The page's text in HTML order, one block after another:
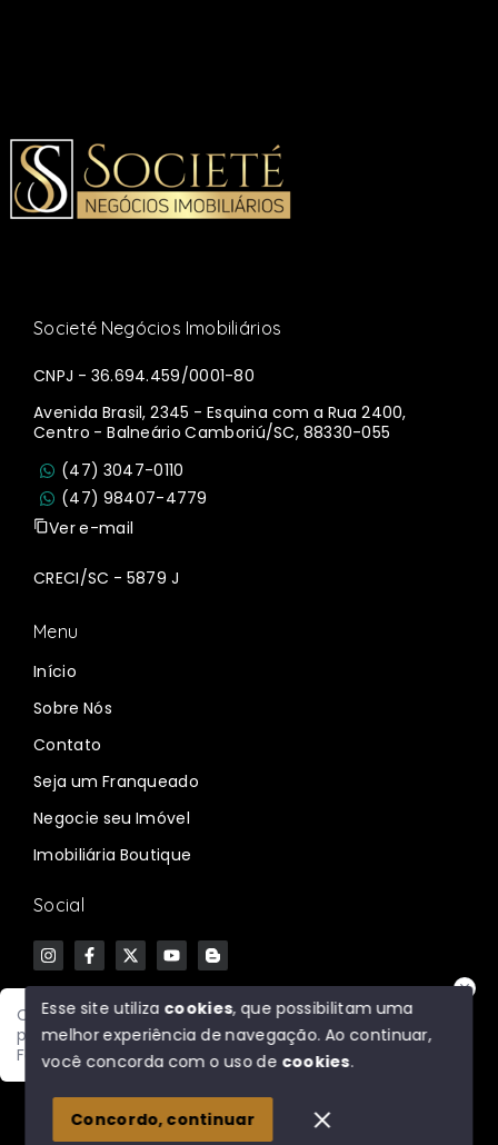
Societé Negócios Imobiliários
CNPJ - 36.694.459/0001-80
Avenida Brasil, 2345 - Esquina com a Rua 2400,
Centro - Balneário Camboriú/SC, 88330-055
(47) 3047-0110
(47) 98407-4779
Ver e-mail
CRECI/SC - 5879 J
Menu
Início
Sobre Nós
Contato
Seja um Franqueado
Negocie seu Imóvel
Imobiliária Boutique
Social
© Copyright 2026 - Societé Negócios Imobiliários -
SITE PARA IMOBILIARIA
Olá! Como podemos facilitar sua busca pelo imóvel
perfeito?
Fale com um corretor agora!
Esse site utiliza cookies, que possibilitam uma
melhor experiência de navegação.Ao continuar,
você concorda com o uso de cookies.
Concordo, continuar